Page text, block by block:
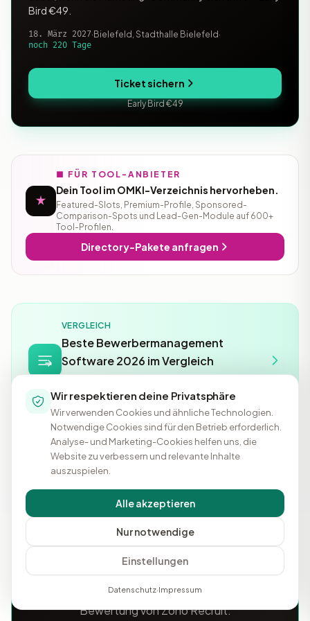
Bird €49.
18. März 2027· Bielefeld, Stadthalle Bielefeld ·
noch 220 Tage
Ticket sichern
Early Bird €49
■ FÜR TOOL-ANBIETER
Dein Tool im OMKI-Verzeichnis hervorheben.
Featured-Slots, Premium-Profile, Sponsored-
Comparison-Spots und Lead-Gen-Module auf 600+
Tool-Profilen.
Directory-Pakete anfragen
VERGLEICH
Beste Bewerbermanagement
Software 2026 im Vergleich
Vergleich
Deine Erfahrung teilen?
Hilf anderen Marketern, die richtige
Entscheidung zu treffen. Teile deine
Bewertung von Zoho Recruit.
Wir respektieren deine Privatsphäre
Wir verwenden Cookies und ähnliche Technologien.
Notwendige Cookies sind für den Betrieb erforderlich.
Analyse- und Marketing-Cookies helfen uns, die
Website zu verbessern und relevante Inhalte
auszuspielen.
Alle akzeptieren
Nur notwendige
Einstellungen
Datenschutz·Impressum